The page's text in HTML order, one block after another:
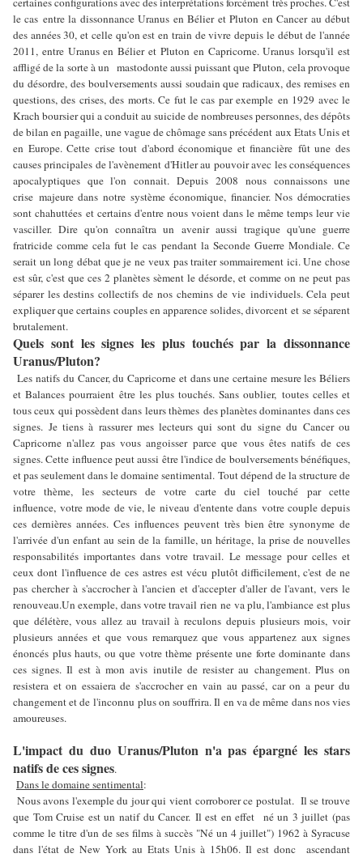
le cas entre la dissonnance Uranus en Bélier et Pluton en Cancer au début
des années 30, et celle qu'on est en train de vivre depuis le début de l'année
2011, entre Uranus en Bélier et Pluton en Capricorne. Uranus lorsqu'il est
affligé de la sorte à un mastodonte aussi puissant que Pluton, cela provoque
du désordre, des boulversements aussi soudain que radicaux, des remises en
questions, des crises, des morts. Ce fut le cas par exemple en 1929 avec le
Krach boursier qui a conduit au suicide de nombreuses personnes, des dépôts
de bilan en pagaille, une vague de chômage sans précédent aux Etats Unis et
en Europe. Cette crise tout d'abord économique et financière fût une des
causes principales de l'avènement d'Hitler au pouvoir avec les conséquences
apocalyptiques que l'on connait. Depuis 2008 nous connaissons une
crise majeure dans notre système économique, financier. Nos démocraties
sont chahuttées et certains d'entre nous voient dans le même temps leur vie
vasciller. Dire qu'on connaîtra un avenir aussi tragique qu'une guerre
fratricide comme cela fut le cas pendant la Seconde Guerre Mondiale. Ce
serait un long débat que je ne veux pas traiter sommairement ici. Une chose
est sûr, c'est que ces 2 planètes sèment le désorde, et comme on ne peut pas
séparer les destins collectifs de nos chemins de vie individuels. Cela peut
expliquer que certains couples en apparence solides, divorcent et se séparent
brutalement.
Quels sont les signes les plus touchés par la dissonnance
Uranus/Pluton?
Les natifs du Cancer, du Capricorne et dans une certaine mesure les Béliers
et Balances pourraient être les plus touchés. Sans oublier, toutes celles et
tous ceux qui possèdent dans leurs thèmes des planètes dominantes dans ces
signes. Je tiens à rassurer mes lecteurs qui sont du signe du Cancer ou
Capricorne n'allez pas vous angoisser parce que vous êtes natifs de ces
signes. Cette influence peut aussi être l'indice de boulversements bénéfiques,
et pas seulement dans le domaine sentimental. Tout dépend de la structure de
votre thème, les secteurs de votre carte du ciel touché par cette
influence, votre mode de vie, le niveau d'entente dans votre couple depuis
ces dernières années. Ces influences peuvent très bien être synonyme de
l'arrivée d'un enfant au sein de la famille, un héritage, la prise de nouvelles
responsabilités importantes dans votre travail. Le message pour celles et
ceux dont l'influence de ces astres est vécu plutôt difficilement, c'est de ne
pas chercher à s'accrocher à l'ancien et d'accepter d'aller de l'avant, vers le
renouveau.Un exemple, dans votre travail rien ne va plu, l'ambiance est plus
que délétère, vous allez au travail à reculons depuis plusieurs mois, voir
plusieurs années et que vous remarquez que vous appartenez aux signes
énoncés plus hauts, ou que votre thème présente une forte dominante dans
ces signes. Il est à mon avis inutile de resister au changement. Plus on
resistera et on essaiera de s'accrocher en vain au passé, car on a peur du
changement et de l'inconnu plus on souffrira. Il en va de même dans nos vies
amoureuses.
L'impact du duo Uranus/Pluton n'a pas épargné les stars
natifs de ces signes.
Dans le domaine sentimental:
Nous avons l'exemple du jour qui vient corroborer ce postulat. Il se trouve
que Tom Cruise est un natif du Cancer. Il est en effet né un 3 juillet (pas
comme le titre d'un de ses films à succès "Né un 4 juillet") 1962 à Syracuse
dans l'état de New York au Etats Unis à 15h06. Il est donc ascendant